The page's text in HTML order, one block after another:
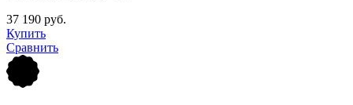
37 190 руб.
Купить
Сравнить